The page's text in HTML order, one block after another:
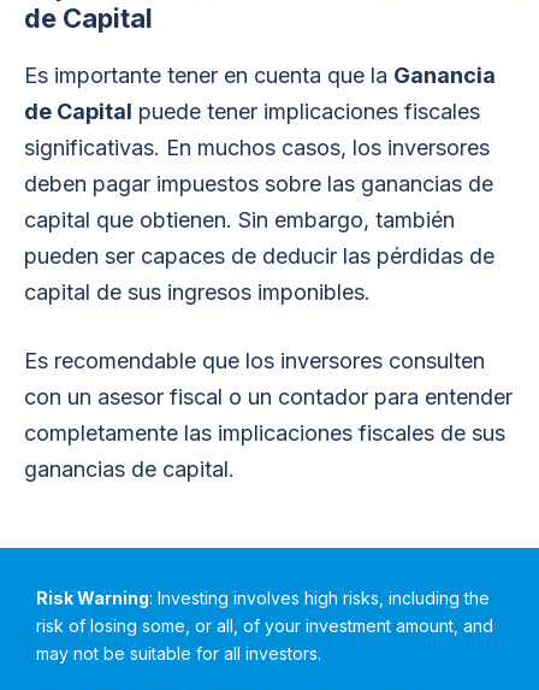
de Capital
Es importante tener en cuenta que la Ganancia
de Capital puede tener implicaciones fiscales
significativas. En muchos casos, los inversores
deben pagar impuestos sobre las ganancias de
capital que obtienen. Sin embargo, también
pueden ser capaces de deducir las pérdidas de
capital de sus ingresos imponibles.
Es recomendable que los inversores consulten
con un asesor fiscal o un contador para entender
completamente las implicaciones fiscales de sus
ganancias de capital.
Risk Warning: Investing involves high risks, including the
risk of losing some, or all, of your investment amount, and
may not be suitable for all investors.